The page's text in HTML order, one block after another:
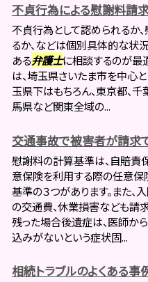
不貞行為による慰謝料請
不貞行為として認められるか
るか、などは個別具体的な状
ある弁護士に相談するのが最
は、埼玉県さいたま市を中心と
玉県下はもちろん、東京都、千
馬県など関東全域の...
交通事故で被害者が請求
慰謝料の計算基準は、自賠責
意保険を利用する際の任意保
基準の３つがあります。また
の交通費、休業損害なども請
残った場合後遺症は、医師か
込みがないという症状固...
相続トラブルのよくある事